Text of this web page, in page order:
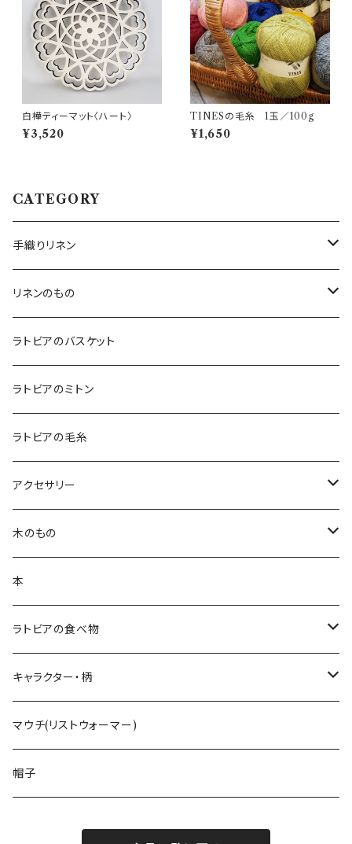
白樺ティーマット〈ハート〉
¥3,520
TINESの毛糸 1玉／100g
¥1,650
CATEGORY
手織りリネン
テーブルクロス
テーブルランナー
コースター
ブランケット
ランチョンマット
リネンのもの
キッチンアイテム
エプロン
鍋つかみ
バッグ
ランチバッグ
トートバッグ
クッションカバー
ハンカチ
ラトビアのバスケット
ラトビアのミトン
ラトビアの毛糸
アクセサリー
白樺ピアス
白樺ブローチ
BALTU ROTAS
ピアス
ペンダント
ラトビアのミトンピアス／イヤリング
木のもの
白樺コースター
白樺ティーマット
キッチン雑貨
くるみ割り
レモン絞り
ミトンブロッカー
本
ラトビアの食べ物
手摘みハーブティー
ライ麦パン
ジンジャークッキー
キャラクター・柄
花柄
いぬ
マウチ(リストウォーマー)
帽子